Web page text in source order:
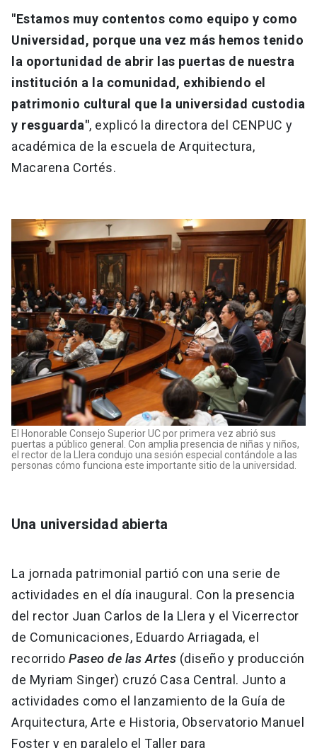
"Estamos muy contentos como equipo y como
Universidad, porque una vez más hemos tenido
la oportunidad de abrir las puertas de nuestra
institución a la comunidad, exhibiendo el
patrimonio cultural que la universidad custodia
y resguarda", explicó la directora del CENPUC y
académica de la escuela de Arquitectura,
Macarena Cortés.
El Honorable Consejo Superior UC por primera vez abrió sus
puertas a público general. Con amplia presencia de niñas y niños,
el rector de la Llera condujo una sesión especial contándole a las
personas cómo funciona este importante sitio de la universidad.
Una universidad abierta
La jornada patrimonial partió con una serie de
actividades en el día inaugural. Con la presencia
del rector Juan Carlos de la Llera y el Vicerrector
de Comunicaciones, Eduardo Arriagada, el
recorrido Paseo de las Artes (diseño y producción
de Myriam Singer) cruzó Casa Central. Junto a
actividades como el lanzamiento de la Guía de
Arquitectura, Arte e Historia, Observatorio Manuel
Foster y en paralelo el Taller para